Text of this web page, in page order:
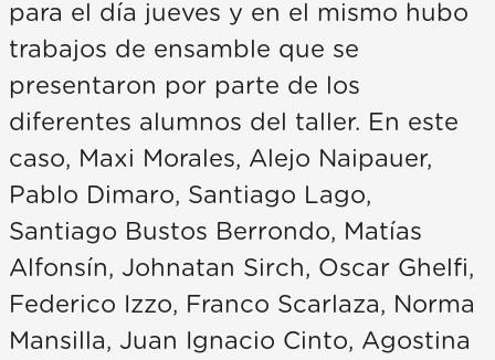
para el día jueves y en el mismo hubo
trabajos de ensamble que se
presentaron por parte de los
diferentes alumnos del taller. En este
caso, Maxi Morales, Alejo Naipauer,
Pablo Dimaro, Santiago Lago,
Santiago Bustos Berrondo, Matías
Alfonsín, Johnatan Sirch, Oscar Ghelfi,
Federico Izzo, Franco Scarlaza, Norma
Mansilla, Juan Ignacio Cinto, Agostina